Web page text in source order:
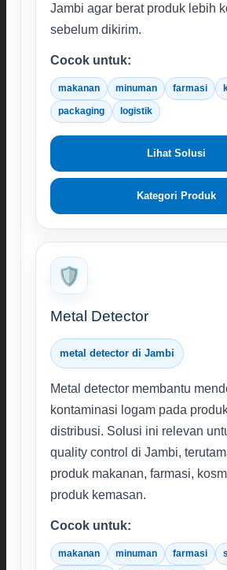
Jambi agar berat produk lebih
sebelum dikirim.
Cocok untuk:
makanan minuman farmasi
packaging logistik
Lihat Solusi
Kategori Produk
🛡️
Metal Detector
metal detector di Jambi
Metal detector membantu
kontaminasi logam pada
distribusi. Solusi ini relevan
quality control di Jambi,
produk makanan, farmasi,
produk kemasan.
Cocok untuk:
makanan minuman farmasi